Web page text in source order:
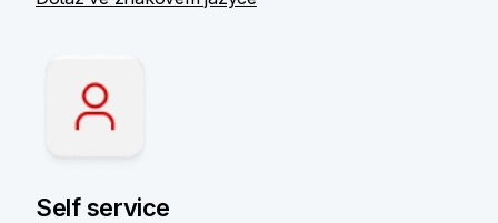
Self service